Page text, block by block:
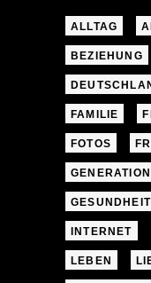
ALLTAG
BEZIEHUNG
FAMILIE
FOTOS
GESUNDHEIT
INTERNET
LEBEN